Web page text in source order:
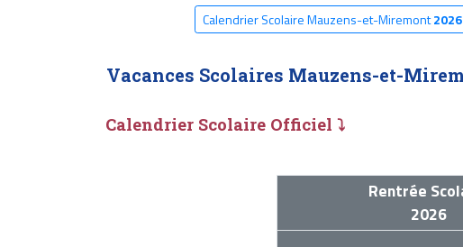
Calendrier Scolaire Mauzens-et-Miremont
Vacances Scolaires Mauzens-et-
Calendrier Scolaire Officiel ⤵
Rentrée
2026